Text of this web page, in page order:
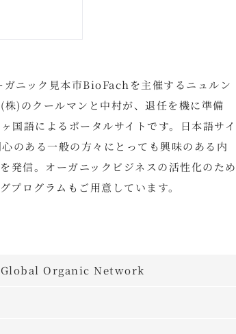
ック見本市BioFachを主催するニュルン
)のクールマンと中村が、退任を機に準備
国語によるポータルサイトです。日本語サイ
のある一般の方々にとっても興味のある内
発信。オーガニックビジネスの活性化のため
ログラムもご用意しています。
/ Global Organic Network